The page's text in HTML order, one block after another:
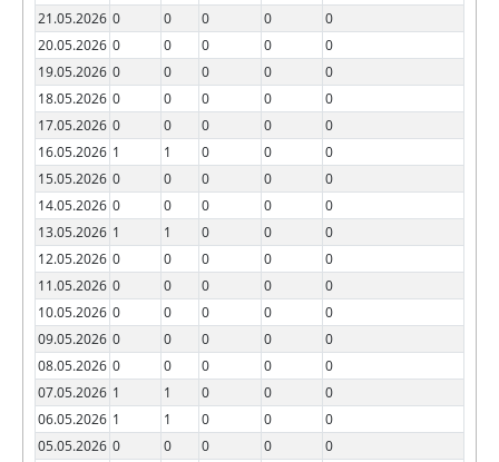
21.05.2026 0 0 0 0
0
20.05.2026 0 0 0 0
0
19.05.2026 0 0 0 0
0
18.05.2026 0 0 0 0
0
17.05.2026 0 0 0 0
0
16.05.2026 1 1 0 0
0
15.05.2026 0 0 0 0
0
14.05.2026 0 0 0 0
0
13.05.2026 1 1 0 0
0
12.05.2026 0 0 0 0
0
11.05.2026 0 0 0 0
0
10.05.2026 0 0 0 0
0
09.05.2026 0 0 0 0
0
08.05.2026 0 0 0 0
0
07.05.2026 1 1 0 0
0
06.05.2026 1 1 0 0
0
05.05.2026 0 0 0 0
0